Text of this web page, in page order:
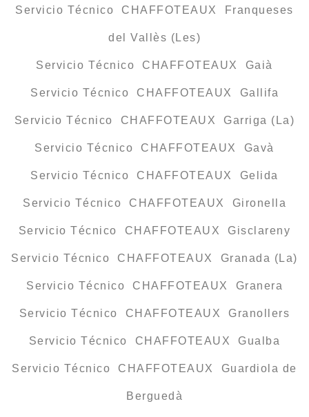
Servicio Técnico CHAFFOTEAUX Franqueses
del Vallès (Les)
Servicio Técnico CHAFFOTEAUX Gaià
Servicio Técnico CHAFFOTEAUX Gallifa
Servicio Técnico CHAFFOTEAUX Garriga (La)
Servicio Técnico CHAFFOTEAUX Gavà
Servicio Técnico CHAFFOTEAUX Gelida
Servicio Técnico CHAFFOTEAUX Gironella
Servicio Técnico CHAFFOTEAUX Gisclareny
Servicio Técnico CHAFFOTEAUX Granada (La)
Servicio Técnico CHAFFOTEAUX Granera
Servicio Técnico CHAFFOTEAUX Granollers
Servicio Técnico CHAFFOTEAUX Gualba
Servicio Técnico CHAFFOTEAUX Guardiola de
Berguedà